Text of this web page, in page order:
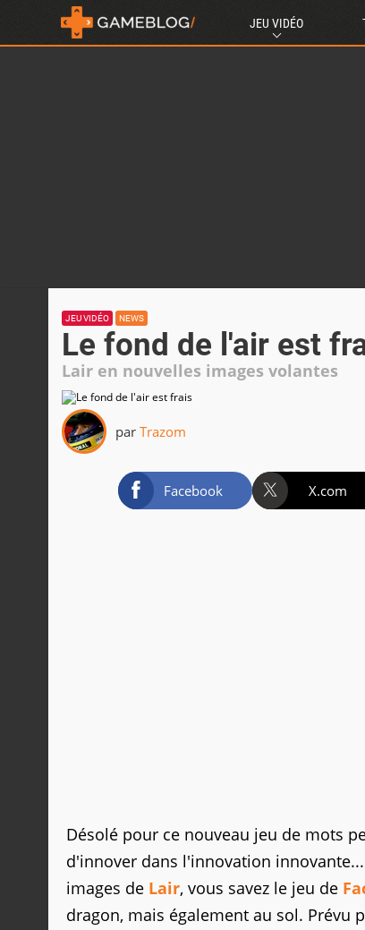
JEU VIDÉO
JEU VIDÉO NEWS
Le fond de l'air est
Lair en nouvelles images volantes
par Trazom
Facebook X.com
Désolé pour ce nouveau jeu de mots
d'innover dans l'innovation
images de Lair, vous savez le jeu de
dragon, mais également au sol. Prévu